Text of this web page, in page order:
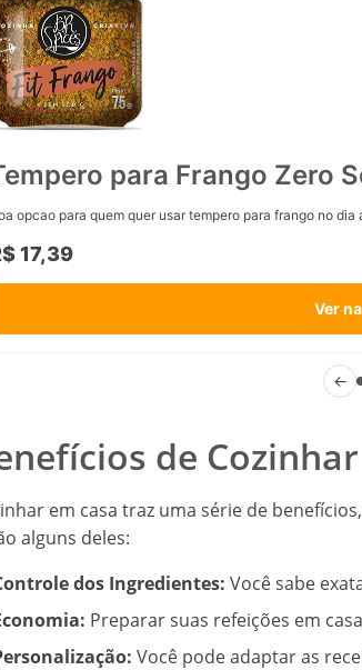
para Frango Zero
opcao para quem quer usar tempero para frango no
17,39
Ver
←
de
em casa traz uma série de
alguns deles:
dos Ingredientes: Você sabe
Preparar suas refeições em
Você pode adaptar as